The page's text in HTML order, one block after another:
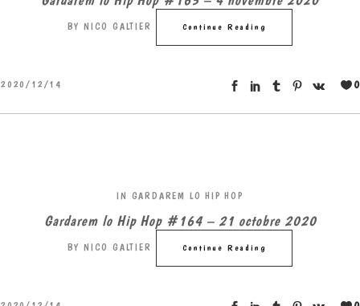
BY NICO GALTIER Continue Reading
2020/12/14 0
IN GARDAREM LO HIP HOP
Gardarem lo Hip Hop #164 – 21 octobre 2020
BY NICO GALTIER Continue Reading